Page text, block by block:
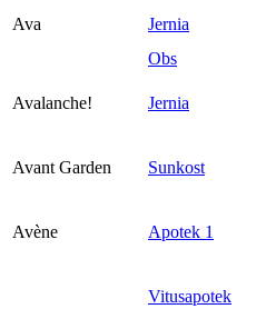
Ava
Jernia
Obs
Avalanche! Jernia
Avant Garden Sunkost
Avène Apotek 1
Vitusapotek